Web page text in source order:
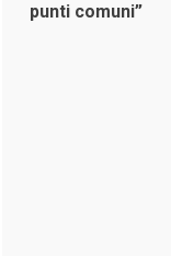
punti comuni”